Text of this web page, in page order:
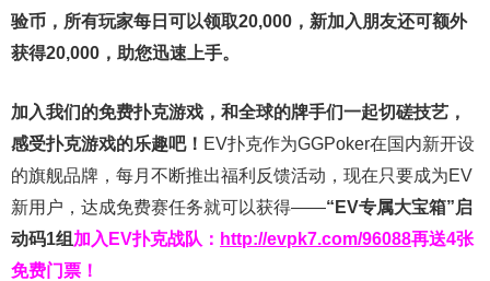
验币，所有玩家每日可以领取20,000，新加入朋友还可额外
获得20,000，助您迅速上手。
加入我们的免费扑克游戏，和全球的牌手们一起切磋技艺，
感受扑克游戏的乐趣吧！ EV扑克作为GGPoker在国内新开设
的旗舰品牌，每月不断推出福利反馈活动，现在只要成为EV
新用户，达成免费赛任务就可以获得——“EV专属大宝箱”启
动码1组 加入EV扑克战队： http://evpk7.com/96088再送4张
免费门票！